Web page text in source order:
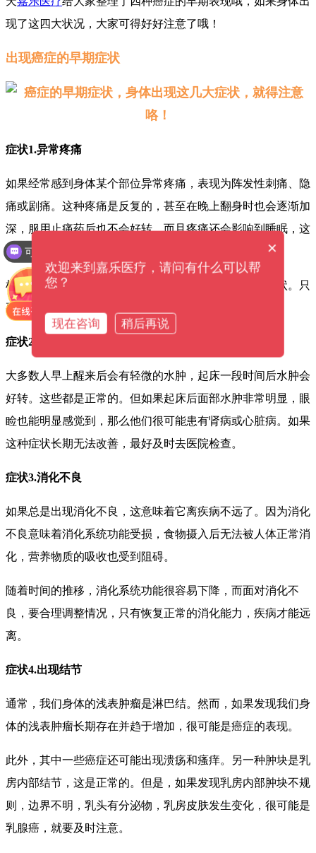
现了这四大状况，大家可得好好注意了哦！
出现癌症的早期症状
症状1.异常疼痛
如果经常感到身体某个部位异常疼痛，表现为阵发性刺痛、隐
痛或剧痛。这种疼痛是反复的，甚至在晚上翻身时也会逐渐加
深，服用止痛药后也不会好转。而且疼痛还会影响到睡眠，这
很可能是癌症出现的信号。
根据目前的临床数据，疼痛是癌症最典型、最具体的症状。只
要身体长期疼痛或反复疼痛，就需要及时看医生。
症状2.身体浮肿
大多数人早上醒来后会有轻微的水肿，起床一段时间后水肿会
好转。这些都是正常的。但如果起床后面部水肿非常明显，眼
睑也能明显感觉到，那么他们很可能患有肾病或心脏病。如果
这种症状长期无法改善，最好及时去医院检查。
症状3.消化不良
如果总是出现消化不良，这意味着它离疾病不远了。因为消化
不良意味着消化系统功能受损，食物摄入后无法被人体正常消
化，营养物质的吸收也受到阻碍。
随着时间的推移，消化系统功能很容易下降，而面对消化不
良，要合理调整情况，只有恢复正常的消化能力，疾病才能远
离。
症状4.出现结节
通常，我们身体的浅表肿瘤是淋巴结。然而，如果发现我们身
体的浅表肿瘤长期存在并趋于增加，很可能是癌症的表现。
此外，其中一些癌症还可能出现溃疡和瘙痒。另一种肿块是乳
房内部结节，这是正常的。但是，如果发现乳房内部肿块不规
则，边界不明，乳头有分泌物，乳房皮肤发生变化，很可能是
乳腺癌，就要及时注意。
可以提供解决方案吗？
×
欢迎来到嘉乐医疗，请问有什么可以帮
您？
现在咨询 稍后再说